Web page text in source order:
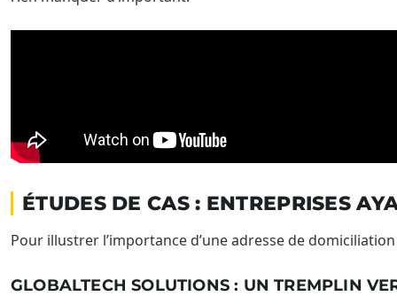
ÉTUDES DE CAS : ENTREPRISES
Pour illustrer l’importance d’une adresse de
GLOBALTECH SOLUTIONS : UN TREMPLIN